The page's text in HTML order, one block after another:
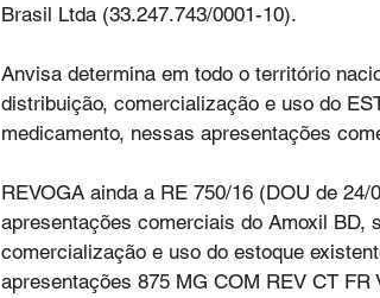
Brasil Ltda (33.247.743/0001-10).
Anvisa determina em todo o território
distribuição, comercialização e uso do
medicamento, nessas apresentações
REVOGA ainda a RE 750/16 (DOU de
apresentações comerciais do Amoxil BD,
comercialização e uso do estoque
apresentações 875 MG COM REV CT